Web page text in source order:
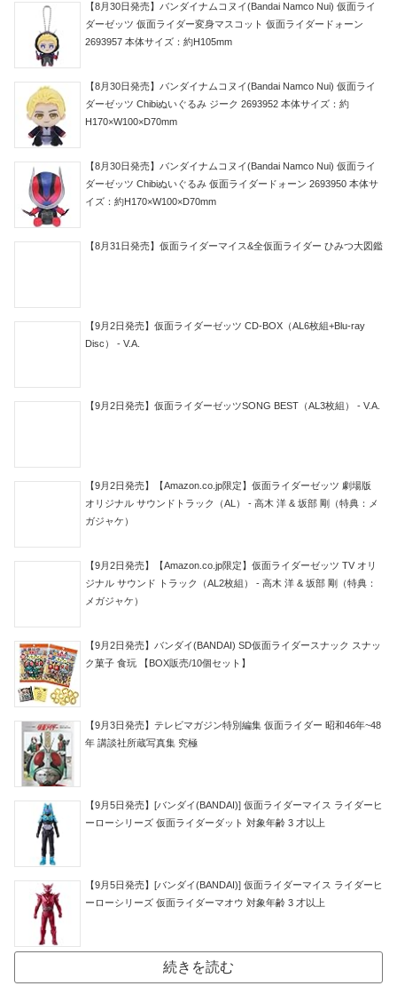
【8月30日発売】バンダイナムコヌイ(Bandai Namco Nui) 仮面ライ
ダーゼッツ 仮面ライダー変身マスコット 仮面ライダードォーン
2693957 本体サイズ：約H105mm
【8月30日発売】バンダイナムコヌイ(Bandai Namco Nui) 仮面ライ
ダーゼッツ Chibiぬいぐるみ ジーク 2693952 本体サイズ：約
H170×W100×D70mm
【8月30日発売】バンダイナムコヌイ(Bandai Namco Nui) 仮面ライ
ダーゼッツ Chibiぬいぐるみ 仮面ライダードォーン 2693950 本体サ
イズ：約H170×W100×D70mm
【8月31日発売】仮面ライダーマイス&全仮面ライダー ひみつ大図鑑
【9月2日発売】仮面ライダーゼッツ CD-BOX（AL6枚組+Blu-ray
Disc） - V.A.
【9月2日発売】仮面ライダーゼッツSONG BEST（AL3枚組） - V.A.
【9月2日発売】【Amazon.co.jp限定】仮面ライダーゼッツ 劇場版
オリジナル サウンドトラック（AL） - 高木 洋 & 坂部 剛（特典：メ
ガジャケ）
【9月2日発売】【Amazon.co.jp限定】仮面ライダーゼッツ TV オリ
ジナル サウンド トラック（AL2枚組） - 高木 洋 & 坂部 剛（特典：
メガジャケ）
【9月2日発売】バンダイ(BANDAI) SD仮面ライダースナック スナッ
ク菓子 食玩 【BOX販売/10個セット】
【9月3日発売】テレビマガジン特別編集 仮面ライダー 昭和46年~48
年 講談社所蔵写真集 究極
【9月5日発売】[バンダイ(BANDAI)] 仮面ライダーマイス ライダーヒ
ーローシリーズ 仮面ライダーダット 対象年齢 3 才以上
【9月5日発売】[バンダイ(BANDAI)] 仮面ライダーマイス ライダーヒ
ーローシリーズ 仮面ライダーマオウ 対象年齢 3 才以上
続きを読む